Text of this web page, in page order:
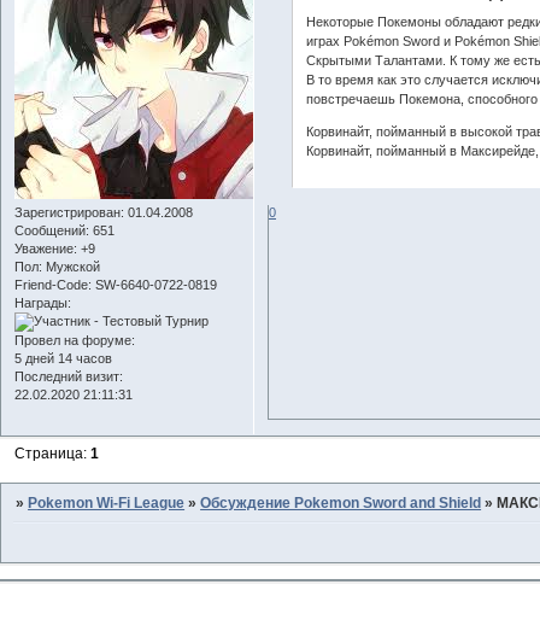
Зарегистрирован: 01.04.2008
Сообщений: 651
Уважение: +9
Пол: Мужской
Friend-Сode: SW-6640-0722-0819
Награды:
Провел на форуме:
5 дней 14 часов
Последний визит:
22.02.2020 21:11:31
Некоторые Покемоны обладают
играх Pokémon Sword и Pokémon
Скрытыми Талантами. К тому же
В то время как это случается
повстречаешь Покемона,
Корвинайт, пойманный в высокой
Корвинайт, пойманный в
0
Страница:1
» Pokemon Wi-Fi League »Обсуждение Pokemon Sword and Shield »